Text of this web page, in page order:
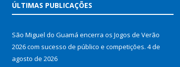
ÚLTIMAS PUBLICAÇÕES
São Miguel do Guamá encerra os Jogos de Verão
2026 com sucesso de público e competições. 4 de
agosto de 2026